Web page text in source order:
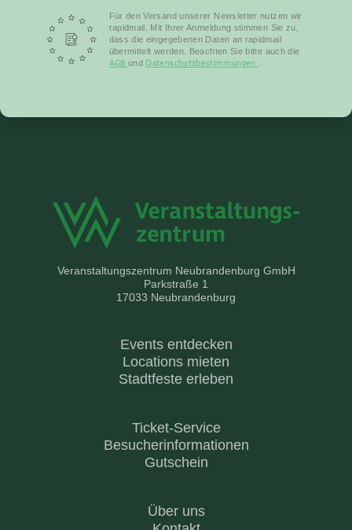
Für den Versand unserer Newsletter nutzen wir
rapidmail. Mit Ihrer Anmeldung stimmen Sie zu,
dass die eingegebenen Daten an rapidmail
übermittelt werden. Beachten Sie bitte auch die
AGB und Datenschutzbestimmungen
Veranstaltungszentrum Neubrandenburg GmbH
Parkstraße 1
17033 Neubrandenburg
Events entdecken
Locations mieten
Stadtfeste erleben
Ticket-Service
Besucherinformationen
Gutschein
Über uns